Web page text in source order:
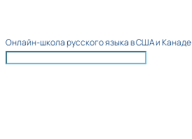
Онлайн-школа русского языка в США и Канаде​